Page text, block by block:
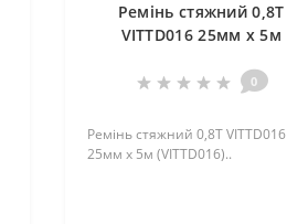
Ремінь стяжний 0,8Т
VITTD016 25мм х 5м
0
Ремінь стяжний 0,8Т VITTD016
25мм х 5м (VITTD016)..